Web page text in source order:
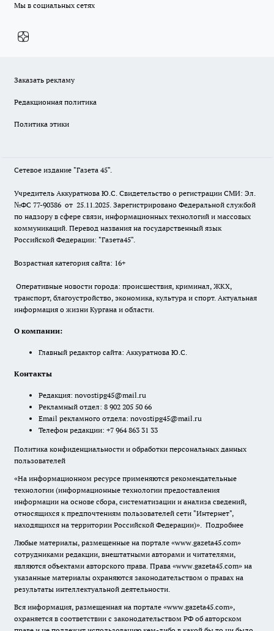
Мы в социальных сетях
Заказать рекламу
Редакционная политика
Политика этики
Сетевое издание "Газета 45".
Учредитель Аккуратнова Ю.С. Свидетельство о регистрации СМИ: Эл.
№ФС 77-90386 от 25.11.2025. Зарегистрировано Федеральной службой
по надзору в сфере связи, информационных технологий и массовых
коммуникаций. Перевод названия на государственный язык
Российской Федерации: "Газета45".
Возрастная категория сайта: 16+
Оперативные новости города: происшествия, криминал, ЖКХ,
транспорт, благоустройство, экономика, культура и спорт. Актуальная
информация о жизни Кургана и области.
О компании:
Главный редактор сайта: Аккуратнова Ю.С.
Контакты
Редакция: novostipg45@mail.ru
Рекламный отдел: 8 902 205 50 66
Email рекламного отдела: novostipg45@mail.ru
Телефон редакции: +7 964 863 31 33
Политика конфиденциальности и обработки персональных данных
пользователей
«На информационном ресурсе применяются рекомендательные
технологии (информационные технологии предоставления
информации на основе сбора, систематизации и анализа сведений,
относящихся к предпочтениям пользователей сети "Интернет",
находящихся на территории Российской Федерации)». Подробнее
Любые материалы, размещенные на портале «www.gazeta45.com»
сотрудниками редакции, внештатными авторами и читателями,
являются объектами авторского права. Права «www.gazeta45.com» на
указанные материалы охраняются законодательством о правах на
результаты интеллектуальной деятельности.
Вся информация, размещенная на портале «www.gazeta45.com»,
охраняется в соответствии с законодательством РФ об авторском